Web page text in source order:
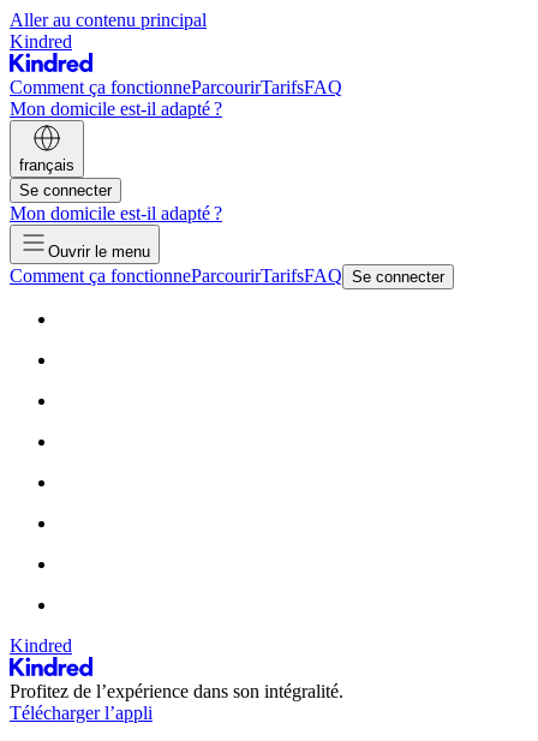
Aller au contenu principal
Kindred
Comment ça fonctionneParcourirTarifsFAQ
Mon domicile est-il adapté ?
français
Se connecter
Mon domicile est-il adapté ?
Ouvrir le menu
Comment ça fonctionneParcourirTarifsFAQ Se connecter
Kindred
Profitez de l’expérience dans son intégralité.
Télécharger l’appli